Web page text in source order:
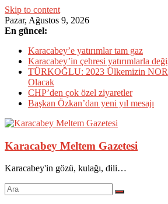
Skip to content
Pazar, Ağustos 9, 2026
En güncel:
Karacabey’e yatırımlar tam gaz
Karacabey’in çehresi yatırımlarla
TÜRKOĞLU: 2023 Ülkemizin
Olacak
CHP’den çok özel ziyaretler
Başkan Özkan’dan yeni yıl mesajı
Karacabey Meltem Gazetesi
Karacabey'in gözü, kulağı, dili…